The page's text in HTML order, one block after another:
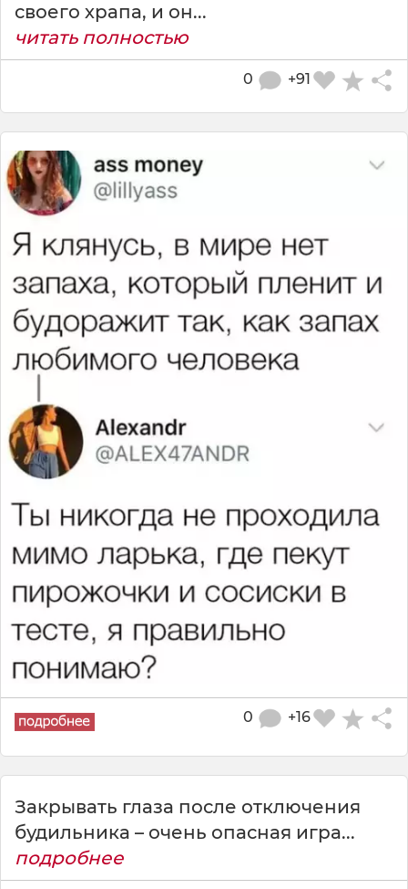
своего храпа, и он...
читать полностью
+91
0
+16
0
Закрывать глаза после отключения
будильника – очень опасная игра...
подробнее